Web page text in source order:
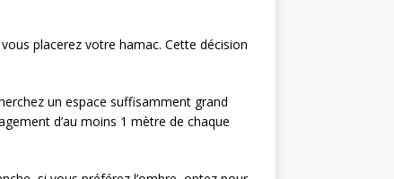
placerez votre hamac. Cette décision
un espace suffisamment grand
d’au moins 1 mètre de chaque